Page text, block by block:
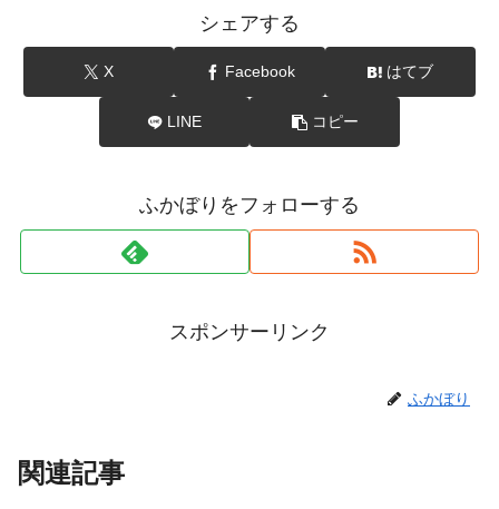
シェアする
X Facebook はてブ
LINE コピー
ふかぼりをフォローする
スポンサーリンク
ふかぼり
関連記事